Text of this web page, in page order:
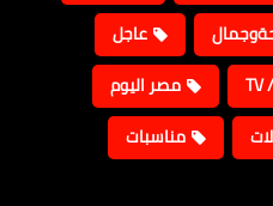
عاجل
مصر اليوم
مناسبات